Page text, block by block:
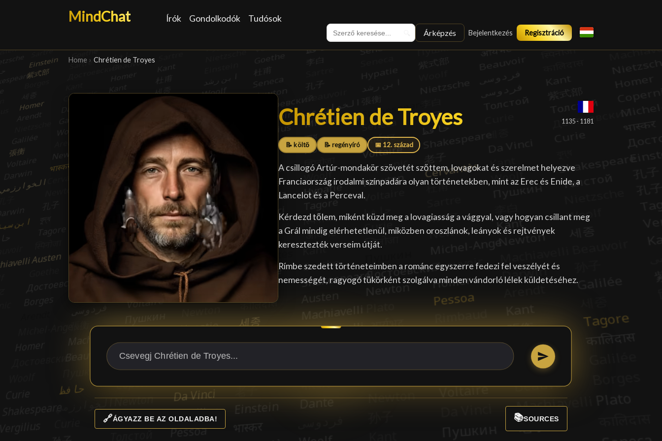
MindChat Írók Gondolkodók Tudósok
Árképzés Bejelentkezés Regisztráció
Home › Chrétien de Troyes
Chrétien de Troyes
Chrétien de Troyes 1135 - 1181
📝 költő 📝 regényíró 📅 12. század
A csillogó Artúr-mondakör szövetét szőttem, lovagokat és szerelmet helyezve
Franciaország irodalmi színpadára olyan történetekben, mint az Erec és Enide, a
Lancelot és a Perceval.
Kérdezd tőlem, miként küzd meg a lovagiasság a vággyal, vagy hogyan csillant meg
a Grál mindig elérhetetlenül, miközben oroszlánok, leányok és rejtvények
keresztezték verseim útját.
Rímbe szedett történeteimben a románc egyszerre fedezi fel veszélyét és
nemességét, ragyogó tükörként szolgálva minden vándorló lélek küldetéséhez.
🔗ÁGYAZZ BE AZ OLDALADBA! 📚SOURCES